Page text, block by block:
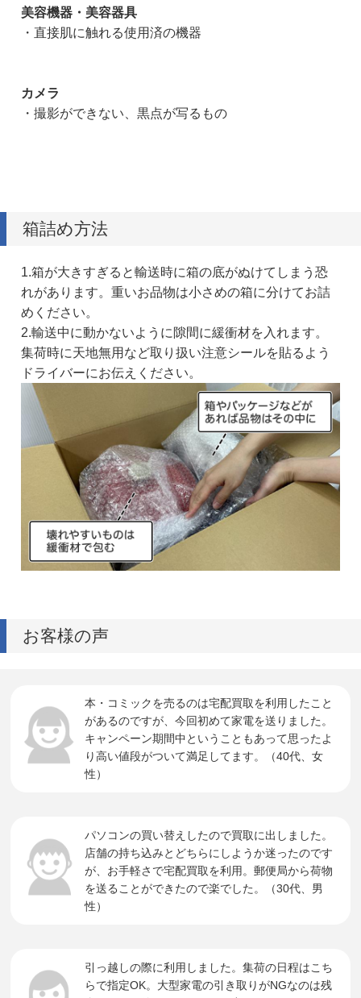
美容機器・美容器具
・直接肌に触れる使用済の機器
カメラ
・撮影ができない、黒点が写るもの
箱詰め方法
1.箱が大きすぎると輸送時に箱の底がぬけてしまう恐
れがあります。重いお品物は小さめの箱に分けてお詰
めください。
2.輸送中に動かないように隙間に緩衝材を入れます。
集荷時に天地無用など取り扱い注意シールを貼るよう
ドライバーにお伝えください。
お客様の声
本・コミックを売るのは宅配買取を利用したこと
があるのですが、今回初めて家電を送りました。
キャンペーン期間中ということもあって思ったよ
り高い値段がついて満足してます。（40代、女
性）
パソコンの買い替えしたので買取に出しました。
店舗の持ち込みとどちらにしようか迷ったのです
が、お手軽さで宅配買取を利用。郵便局から荷物
を送ることができたので楽でした。（30代、男
性）
引っ越しの際に利用しました。集荷の日程はこち
らで指定OK。大型家電の引き取りがNGなのは残